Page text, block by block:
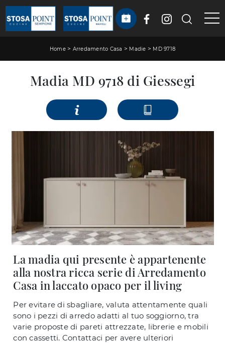
Home> Arredamento Casa > Madie > MD 9718
Madia MD 9718 di Giessegi
La madia qui presente è appartenente
alla nostra ricca serie di Arredamento
Casa in laccato opaco per il living
Per evitare di sbagliare, valuta attentamente quali
sono i pezzi di arredo adatti al tuo soggiorno, tra
varie proposte di pareti attrezzate, librerie e mobili
con cassetti. Contattaci per avere ulteriori